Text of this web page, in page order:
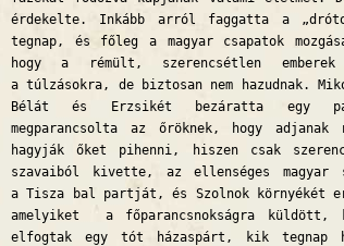
érdekelte. Inkább arról faggatta a
tegnap, és főleg a magyar csapatok
hogy a rémült, szerencsétlen
a túlzásokra, de biztosan nem hazudnak.
Bélát és Erzsikét bezáratta egy
megparancsolta az őröknek, hogy
hagyják őket pihenni, hiszen csak
szavaiból kivette, az ellenséges magyar
a Tisza bal partját, és Szolnok környékét
amelyiket a főparancsnokságra
elfogtak egy tót házaspárt, kik tegnap